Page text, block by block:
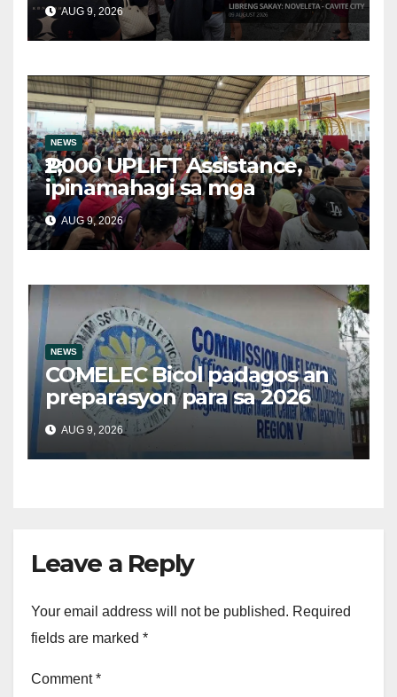
AUG 9, 2026
NEWS
₱2,000 UPLIFT Assistance,
ipinamahagi sa mga
kwalipikadong benepisyaryo
sa Victoria, Oriental Mindoro
AUG 9, 2026
NEWS
COMELEC Bicol padagos an
preparasyon para sa 2026
BSKE
AUG 9, 2026
Leave a Reply
Your email address will not be published. Required
fields are marked *
Comment*